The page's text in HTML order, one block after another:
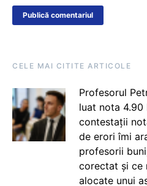
CELE MAI CITITE ARTICOLE
Profesorul
luat nota 4.90
contestații
de erori îmi
profesorii
corectat și ce
alocate unui